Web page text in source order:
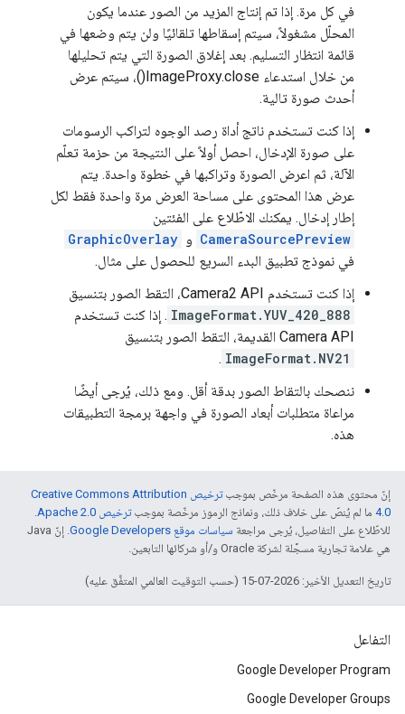
في كل مرة. إذا تم إنتاج المزيد من الصور عندما يكون
المحلّل مشغولاً، سيتم إسقاطها تلقائيًا ولن يتم وضعها في
قائمة انتظار التسليم. بعد إغلاق الصورة التي يتم تحليلها
من خلال استدعاء ImageProxy.close()، سيتم عرض
أحدث صورة تالية.
إذا كنت تستخدم ناتج أداة رصد الوجوه لتراكب الرسومات
على صورة الإدخال، احصل أولاً على النتيجة من حزمة تعلّم
الآلة، ثم اعرض الصورة وتراكبها في خطوة واحدة. يتم
عرض هذا المحتوى على مساحة العرض مرة واحدة فقط لكل
إطار إدخال. يمكنك الاطّلاع على الفئتين
CameraSourcePreview و GraphicOverlay
في نموذج تطبيق البدء السريع للحصول على مثال.
إذا كنت تستخدم Camera2 API، التقط الصور بتنسيق
ImageFormat.YUV_420_888 . إذا كنت تستخدم
Camera API القديمة، التقط الصور بتنسيق
ImageFormat.NV21
.
ننصحك بالتقاط الصور بدقة أقل. ومع ذلك، يُرجى أيضًا
مراعاة متطلبات أبعاد الصورة في واجهة برمجة التطبيقات
هذه.
إنّ محتوى هذه الصفحة مرخّص بموجب
ترخيص Creative Commons Attribution
4.0‏ ما لم يُنصّ على خلاف ذلك، ونماذج الرموز مرخّصة بموجبترخيص Apache 2.0‏
.
للاطّلاع على التفاصيل، يُرجى مراجعة سياسات موقع Google Developers‏
. إنّ Java
هي علامة تجارية مسجَّلة لشركة Oracle و/أو شركائها التابعين.
تاريخ التعديل الأخير: 2026-07-15 (حسب التوقيت العالمي المتفَّق عليه)
التفاعل
Google Developer Program
Google Developer Groups